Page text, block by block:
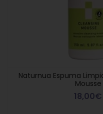
Naturnua Espuma
Mousse
18,00€